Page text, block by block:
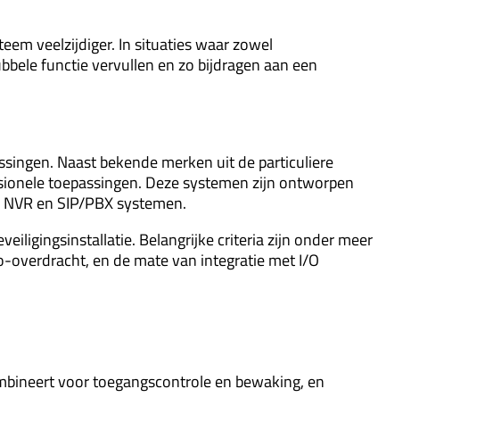
veelzijdiger. In situaties waar zowel
functie vervullen en zo bijdragen aan een
Naast bekende merken uit de particuliere
toepassingen. Deze systemen zijn ontworpen
en SIP/PBX systemen.
Belangrijke criteria zijn onder meer
en de mate van integratie met I/O
voor toegangscontrole en bewaking, en